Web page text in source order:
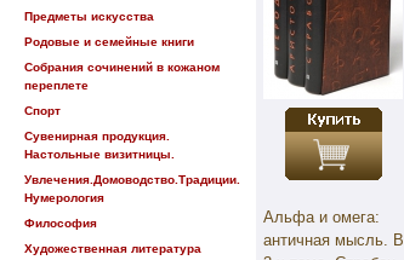
Предметы искусства
Родовые и семейные книги
Собрания сочинений в кожаном
переплете
Спорт
Сувенирная продукция.
Настольные визитницы.
Увлечения.Домоводство.Традиции.
Нумерология
Философия
Художественная литература
Альфа и омега:
античная мысль. В